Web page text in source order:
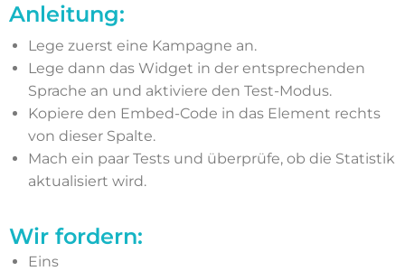
Anleitung:
Lege zuerst eine Kampagne an.
Lege dann das Widget in der entsprechenden
Sprache an und aktiviere den Test-Modus.
Kopiere den Embed-Code in das Element rechts
von dieser Spalte.
Mach ein paar Tests und überprüfe, ob die Statistik
aktualisiert wird.
Wir fordern:
Eins